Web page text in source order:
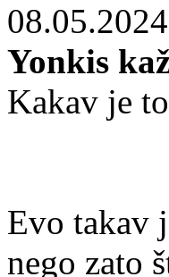
08.05.2024
Yonkis
Kakav je
Evo takav
nego zato